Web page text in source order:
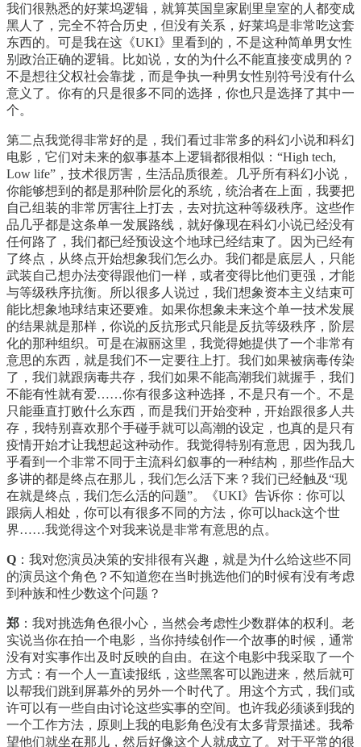
我们很熟悉的好莱坞逻辑，就算英国皇家剧里皇室的人都变成
黑人了，完全不符合历史，但没有关系，好莱坞是非常吃这套
东西的。可是我在这《UKI》里看到的，不是这种简单男女性
别政治正确的逻辑。比如说，女的为什么不能直接变成男的？
不是想往父权社会靠拢，而是争执一种男女性别符号没有什么
意义了。你有的只是很多不同的选择，你也只是选择了其中一
个。
第二点我觉得非常好的是，我们看过非常多的科幻小说和科幻
电影，它们对未来的叙事基本上逻辑都很相似：“High tech,
Low life”，技术很厉害，生活品质很差。几乎所有科幻小说，
你能够想到的都是那种阶层化的系统，统治者在上面，我要把
自己组装的非常厉害往上打去，去对抗这种等级秩序。这些作
品几乎都是这条单一发展路线，就好像现在科幻小说已经没有
任何路了，我们都已经预设这个地球已经结束了。因为已经有
了终点，从终点开始想象我们怎么办。我们都是底层人，只能
武装自己想办法变得跟他们一样，或者变得比他们更强，才能
与等级秩序抗衡。所以很多人说过，我们想象资本主义结束可
能比想象地球结束还要难。如果你想象未来这个单一技术发展
的结果就是那样，你说的反抗形式只能是反抗等级秩序，阶层
化的那种组织。可是在淑丽这里，我觉得她提供了一个非常有
意思的东西，就是我们不一定要往上打。我们如果被病毒传染
了，我们就跟病毒共存，我们如果不能高潮我们就握手，我们
不能有性就有爱……你有很多这种选择，不是只有一个。不是
只能垂直打败什么东西，而是我们开始变种，开始跟很多人共
存，我特别喜欢那个手碰手就可以高潮的设定，也真的是只有
疫情开始才让我想起这种动作。我觉得特别有意思，因为我几
乎看到一个非常不同于主流科幻叙事的一种结构，那些作品大
多讲的都是终点在那儿，我们怎么活下来？我们已经触及“现
在就是终点，我们怎么活的问题”。《UKI》告诉你：你可以
跟病人相处，你可以有很多不同的方法，你可以hack这个世
界……我觉得这个对我来说是非常有意思的点。
Q ：我对您演员决策的安排很有兴趣，就是为什么给这些不同
的演员这个角色？不知道您在当时挑选他们的时候有没有考虑
到种族和性少数这个问题？
郑 ：我对挑选角色很小心，当然会考虑性少数群体的权利。老
实说当你在拍一个电影，当你持续创作一个故事的时候，通常
没有对实事作出及时反映的自由。在这个电影中我采取了一个
方式：有一个人一直读报纸，这些黑客可以跑进来，然后就可
以帮我们跳到屏幕外的另外一个时代了。用这个方式，我们或
许可以有一些自由讨论这些实事的空间。也许我必须谈到我的
一个工作方法，原则上我的电影角色没有太多背景描述。我希
望他们就坐在那儿，然后好像这个人就成立了。对于平常的很